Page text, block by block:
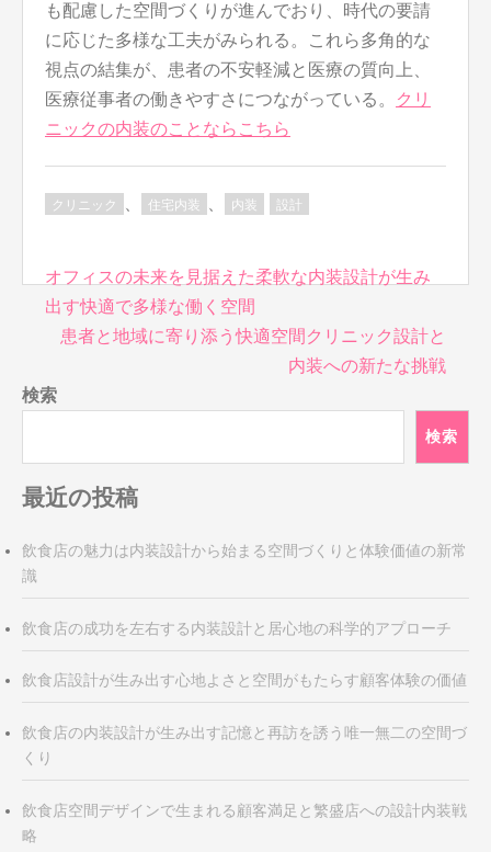
も配慮した空間づくりが進んでおり、時代の要請
に応じた多様な工夫がみられる。これら多角的な
視点の結集が、患者の不安軽減と医療の質向上、
医療従事者の働きやすさにつながっている。
クリ
ニックの内装のことならこちら
クリニック 住宅内装 内装 設計
投
稿
ナ
ゲ
ー
ョ
ン
オフィスの未来を見据えた柔軟な内装設計が生み
出す快適で多様な働く空間
患者と地域に寄り添う快適空間クリニック設計と
内装への新たな挑戦
検索
検索
最近の投稿
飲食店の魅力は内装設計から始まる空間づくりと体験価値の新常
識
飲食店の成功を左右する内装設計と居心地の科学的アプローチ
飲食店設計が生み出す心地よさと空間がもたらす顧客体験の価値
飲食店の内装設計が生み出す記憶と再訪を誘う唯一無二の空間づ
くり
飲食店空間デザインで生まれる顧客満足と繁盛店への設計内装戦
略